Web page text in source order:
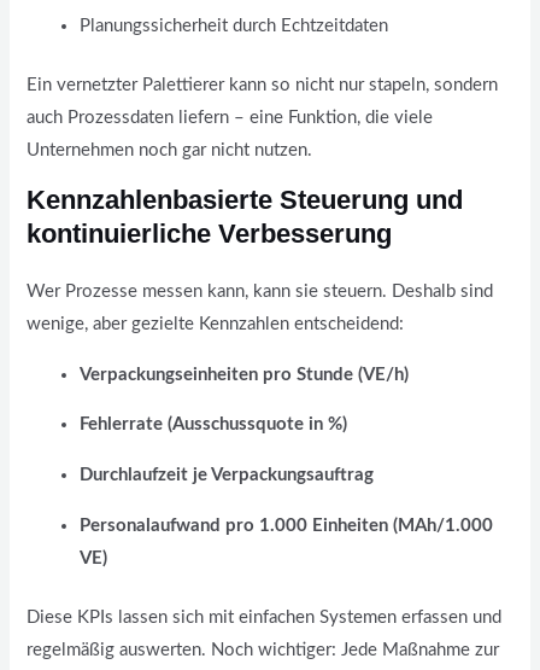
Planungssicherheit durch Echtzeitdaten
Ein vernetzter Palettierer kann so nicht nur stapeln, sondern
auch Prozessdaten liefern – eine Funktion, die viele
Unternehmen noch gar nicht nutzen.
Kennzahlenbasierte Steuerung und
kontinuierliche Verbesserung
Wer Prozesse messen kann, kann sie steuern. Deshalb sind
wenige, aber gezielte Kennzahlen entscheidend:
Verpackungseinheiten pro Stunde (VE/h)
Fehlerrate (Ausschussquote in %)
Durchlaufzeit je Verpackungsauftrag
Personalaufwand pro 1.000 Einheiten (MAh/1.000
VE)
Diese KPIs lassen sich mit einfachen Systemen erfassen und
regelmäßig auswerten. Noch wichtiger: Jede Maßnahme zur